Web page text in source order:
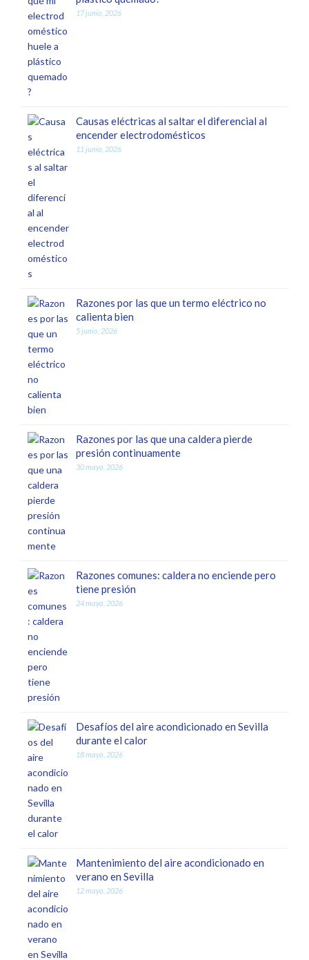
17 junio, 2026
Causas eléctricas al saltar el diferencial al
encender electrodomésticos
11 junio, 2026
Razones por las que un termo eléctrico no
calienta bien
5 junio, 2026
Razones por las que una caldera pierde
presión continuamente
30 mayo, 2026
Razones comunes: caldera no enciende pero
tiene presión
24 mayo, 2026
Desafíos del aire acondicionado en Sevilla
durante el calor
18 mayo, 2026
Mantenimiento del aire acondicionado en
verano en Sevilla
12 mayo, 2026